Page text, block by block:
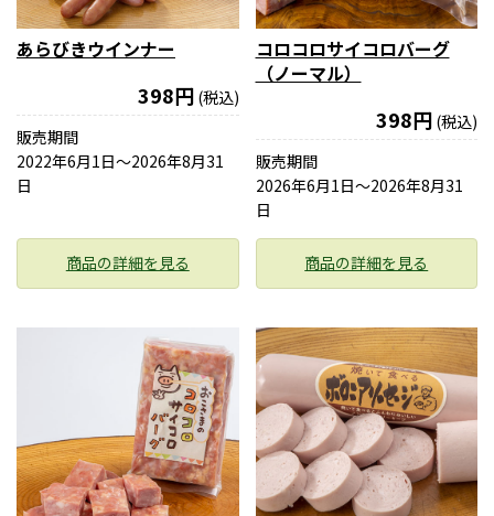
あらびきウインナー
398円 (税込)
販売期間
2022年6月1日〜2026年8月31
日
商品の詳細を見る
コロコロサイコロバーグ
（ノーマル）
398円 (税込)
販売期間
2026年6月1日〜2026年8月31
日
商品の詳細を見る